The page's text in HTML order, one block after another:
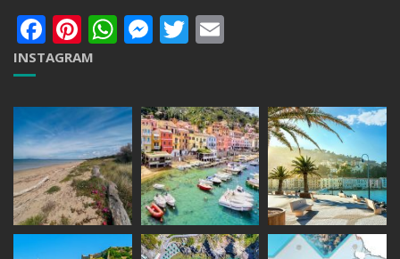
Facebook
Pinterest
WhatsApp
Messenger
Twitter
INSTAGRAM